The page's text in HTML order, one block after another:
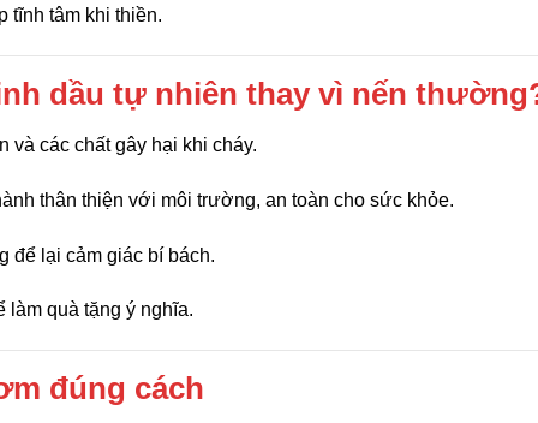
tĩnh tâm khi thiền.
dầu tự nhiên thay vì nến
và các chất gây hại khi cháy.
thân thiện với môi trường, an toàn cho sức khỏe.
để lại cảm giác bí bách.
làm quà tặng ý nghĩa.
đúng cách